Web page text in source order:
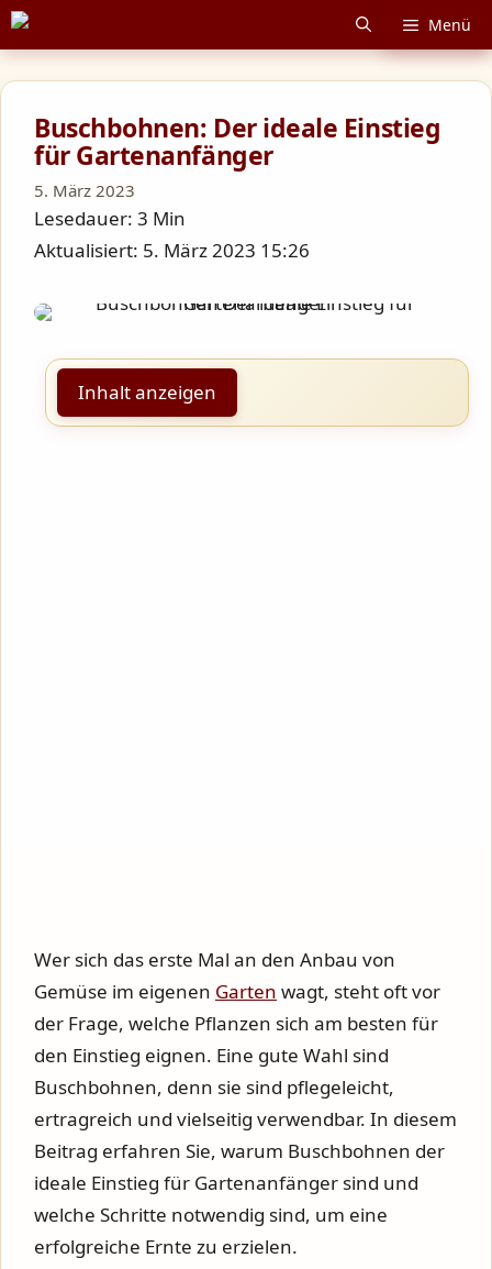
Zum
Inhalt
springen
Menü
Buschbohnen: Der ideale Einstieg
für Gartenanfänger
5. März 2023
Lesedauer: 3 Min
Aktualisiert: 5. März 2023 15:26
Inhalt anzeigen
Wer sich das erste Mal an den Anbau von
Gemüse im eigenen Garten wagt, steht oft vor
der Frage, welche Pflanzen sich am besten für
den Einstieg eignen. Eine gute Wahl sind
Buschbohnen, denn sie sind pflegeleicht,
ertragreich und vielseitig verwendbar. In diesem
Beitrag erfahren Sie, warum Buschbohnen der
ideale Einstieg für Gartenanfänger sind und
welche Schritte notwendig sind, um eine
erfolgreiche Ernte zu erzielen.